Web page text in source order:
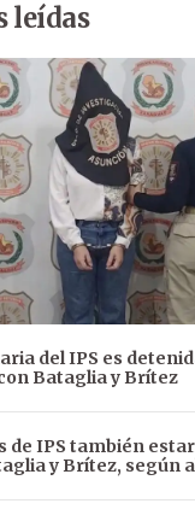
leídas
del IPS es
Bataglia y Brítez
de IPS también
y Brítez, según